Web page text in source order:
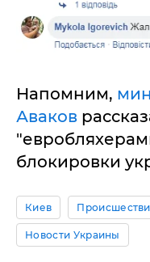
Напомним,
Аваков
блокировки
Киев
Новости Украины